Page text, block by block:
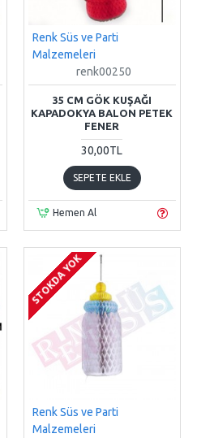
Renk Süs ve Parti
Malzemeleri
renk00250
35 CM GÖK KUŞAĞI
KAPADOKYA BALON PETEK
FENER
30,00TL
SEPETE EKLE
Hemen Al
STOKDA YOK
Renk Süs ve Parti
Malzemeleri